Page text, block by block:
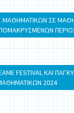
ΣΕ
FESTIVAL ΚΑΙ
2024